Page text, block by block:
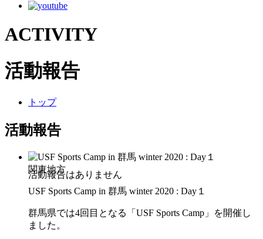
ACTIVITY
活動報告
トップ
活動報告
関東地方
USF Sports Camp in 群馬 winter 2020 : Day１
群馬県では4回目となる「USF Sports Camp」を開催し
ました。